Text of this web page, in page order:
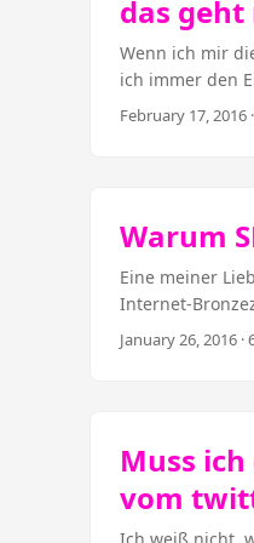
das
Wenn ich mir
ich immer den
Fließband –
nach Medium
February 17, 2016
Warum
Eine meiner
Internet-
optimization)
in sogenannte
syntaktischer
January 26, 2016 ·
Muss
vom